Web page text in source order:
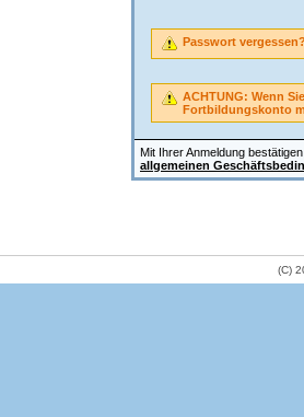
Mit Ihrer Anmeldung
allgemeinen
Passwort
ACHTUNG: Wenn
Fortbildungskonto
(C)